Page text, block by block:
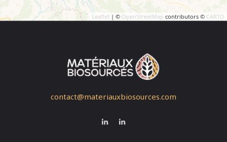
Leaflet | © OpenStreetMap contributors © CARTO
contact@materiauxbiosources.com